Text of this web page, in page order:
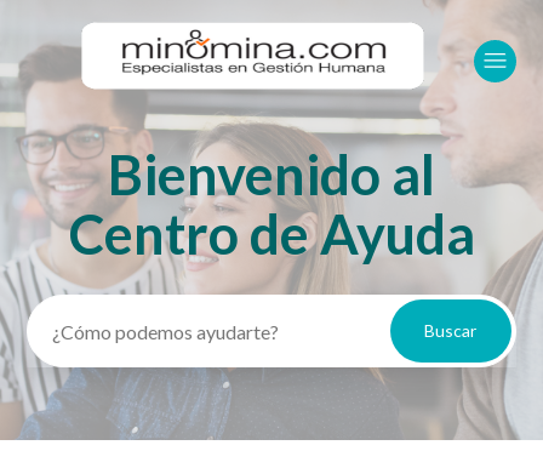
BúsquedaBienvenido al
Centro de Ayuda